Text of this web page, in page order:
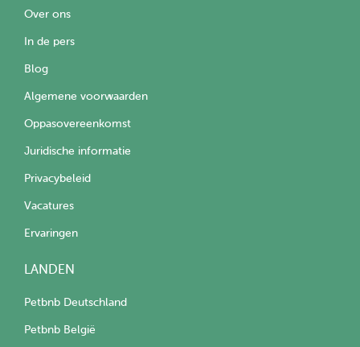
Over ons
In de pers
Blog
Algemene voorwaarden
Oppasovereenkomst
Juridische informatie
Privacybeleid
Vacatures
Ervaringen
LANDEN
Petbnb Deutschland
Petbnb België